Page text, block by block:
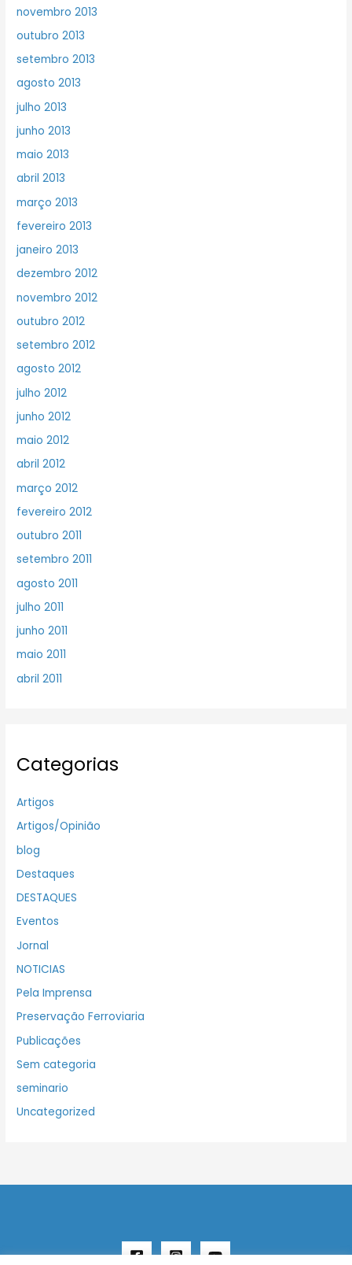
novembro 2013
outubro 2013
setembro 2013
agosto 2013
julho 2013
junho 2013
maio 2013
abril 2013
março 2013
fevereiro 2013
janeiro 2013
dezembro 2012
novembro 2012
outubro 2012
setembro 2012
agosto 2012
julho 2012
junho 2012
maio 2012
abril 2012
março 2012
fevereiro 2012
outubro 2011
setembro 2011
agosto 2011
julho 2011
junho 2011
maio 2011
abril 2011
Categorias
Artigos
Artigos/Opinião
blog
Destaques
DESTAQUES
Eventos
Jornal
NOTICIAS
Pela Imprensa
Preservação Ferroviaria
Publicações
Sem categoria
seminario
Uncategorized